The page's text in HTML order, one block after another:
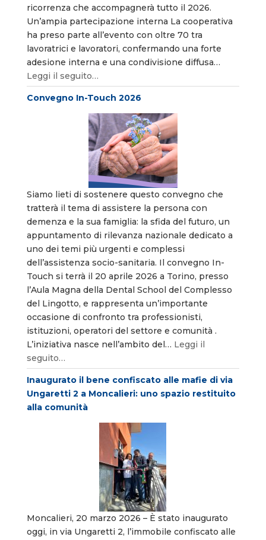
ricorrenza che accompagnerà tutto il 2026.
Un’ampia partecipazione interna La cooperativa
ha preso parte all’evento con oltre 70 tra
lavoratrici e lavoratori, confermando una forte
adesione interna e una condivisione diffusa…
Leggi il seguito…
Convegno In-Touch 2026
Siamo lieti di sostenere questo convegno che
tratterà il tema di assistere la persona con
demenza e la sua famiglia: la sfida del futuro, un
appuntamento di rilevanza nazionale dedicato a
uno dei temi più urgenti e complessi
dell’assistenza socio-sanitaria. Il convegno In-
Touch si terrà il 20 aprile 2026 a Torino, presso
l’Aula Magna della Dental School del Complesso
del Lingotto, e rappresenta un’importante
occasione di confronto tra professionisti,
istituzioni, operatori del settore e comunità .
L’iniziativa nasce nell’ambito del… Leggi il
seguito…
Inaugurato il bene confiscato alle mafie di via
Ungaretti 2 a Moncalieri: uno spazio restituito
alla comunità
Moncalieri, 20 marzo 2026 – È stato inaugurato
oggi, in via Ungaretti 2, l’immobile confiscato alle